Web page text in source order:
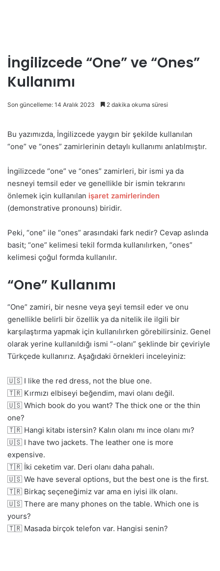
İngilizcede “One” ve “Ones”
Kullanımı
Son güncelleme: 14 Aralık 2023 2 dakika okuma süresi
Bu yazımızda, İngilizcede yaygın bir şekilde kullanılan
“one” ve “ones” zamirlerinin detaylı kullanımı anlatılmıştır.
İngilizcede “one” ve “ones” zamirleri, bir ismi ya da
nesneyi temsil eder ve genellikle bir ismin tekrarını
önlemek için kullanılan işaret zamirlerinden
(demonstrative pronouns) biridir.
Peki, “one” ile “ones” arasındaki fark nedir? Cevap aslında
basit; “one” kelimesi tekil formda kullanılırken, “ones”
kelimesi çoğul formda kullanılır.
“One” Kullanımı
“One” zamiri, bir nesne veya şeyi temsil eder ve onu
genellikle belirli bir özellik ya da nitelik ile ilgili bir
karşılaştırma yapmak için kullanılırken görebilirsiniz. Genel
olarak yerine kullanıldığı ismi “-olanı” şeklinde bir çeviriyle
Türkçede kullanırız. Aşağıdaki örnekleri inceleyiniz:
🇺🇸 I like the red dress, not the blue one.
🇹🇷 Kırmızı elbiseyi beğendim, mavi olanı değil.
🇺🇸 Which book do you want? The thick one or the thin
one?
🇹🇷 Hangi kitabı istersin? Kalın olanı mı ince olanı mı?
🇺🇸 I have two jackets. The leather one is more
expensive.
🇹🇷 İki ceketim var. Deri olanı daha pahalı.
🇺🇸 We have several options, but the best one is the first.
🇹🇷 Birkaç seçeneğimiz var ama en iyisi ilk olanı.
🇺🇸 There are many phones on the table. Which one is
yours?
🇹🇷 Masada birçok telefon var. Hangisi senin?